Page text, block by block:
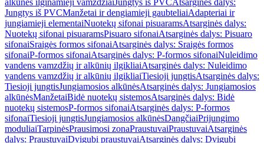
alkūnės ilginamieji vamzdžiaiJungtys iš PVCAtsarginės dalys:
Jungtys iš PVCManžetai ir dengiamieji gaubteliaiAdapteriai ir
jungiamieji elementaiNuotekų sifonai pisuaramsAtsarginės dalys:
Nuotekų sifonai pisuaramsPisuaro sifonaiAtsarginės dalys: Pisuaro
sifonaiSraigės formos sifonaiAtsarginės dalys: Sraigės formos
sifonaiP-formos sifonaiAtsarginės dalys: P-formos sifonaiNuleidimo
vandens vamzdžių ir alkūnių ilgikliaiAtsarginės dalys: Nuleidimo
vandens vamzdžių ir alkūnių ilgikliaiTiesioji jungtisAtsarginės dalys:
Tiesioji jungtisJungiamosios alkūnėsAtsarginės dalys: Jungiamosios
alkūnėsManžetaiBidė nuotekų sistemosAtsarginės dalys: Bidė
nuotekų sistemosP-formos sifonaiAtsarginės dalys: P-formos
sifonaiTiesioji jungtisJungiamosios alkūnėsDangčiaiPrijungimo
moduliaiTarpinėsPrausimosi zonaPraustuvaiPraustuvaiAtsarginės
dalys: PraustuvaiDvigubi praustuvaiAtsarginės dalys: Dvigubi